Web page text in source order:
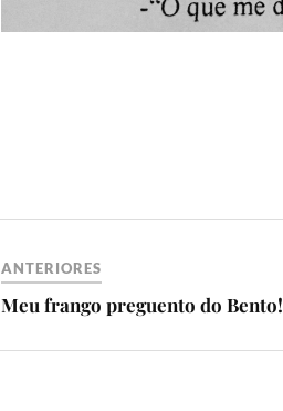
ANTERIORES
Meu frango preguento do Bento!